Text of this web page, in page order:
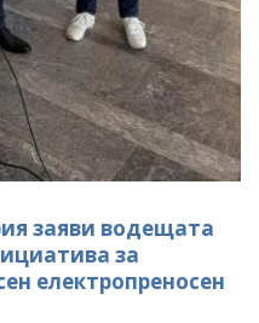
заяви водещата
за
електропреносен